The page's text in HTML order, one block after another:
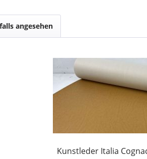
angesehen
Kunstleder Italia